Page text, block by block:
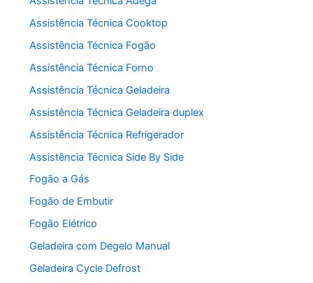
Assistência Técnica Cooktop
Assistência Técnica Fogão
Assistência Técnica Forno
Assistência Técnica Geladeira
Assistência Técnica Geladeira duplex
Assistência Técnica Refrigerador
Assistência Técnica Side By Side
Fogão a Gás
Fogão de Embutir
Fogão Elétrico
Geladeira com Degelo Manual
Geladeira Cycle Defrost